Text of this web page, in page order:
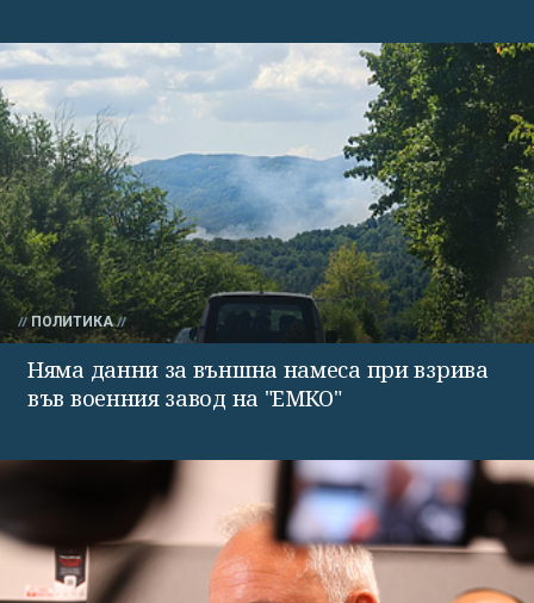
ПОЛИТИКА
Няма данни за външна намеса при взрива
във военния завод на "ЕМКО"